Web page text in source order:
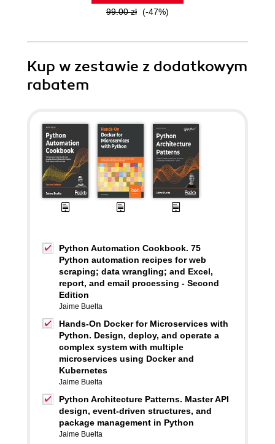
99.00 zł (-47%)
Kup w zestawie z dodatkowym
rabatem
Python Automation Cookbook. 75
Python automation recipes for web
scraping; data wrangling; and Excel,
report, and email processing - Second
Edition
Jaime Buelta
Hands-On Docker for Microservices with
Python. Design, deploy, and operate a
complex system with multiple
microservices using Docker and
Kubernetes
Jaime Buelta
Python Architecture Patterns. Master API
design, event-driven structures, and
package management in Python
Jaime Buelta